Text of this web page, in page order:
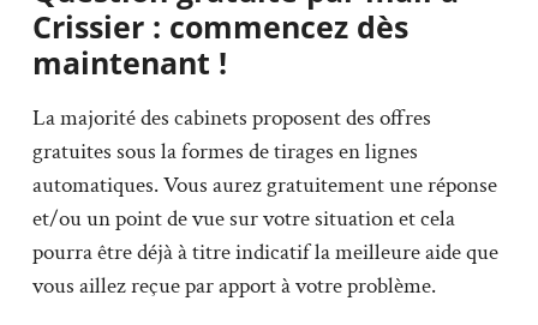
Crissier : commencez dès
maintenant !
La majorité des cabinets proposent des offres
gratuites sous la formes de tirages en lignes
automatiques. Vous aurez gratuitement une réponse
et/ou un point de vue sur votre situation et cela
pourra être déjà à titre indicatif la meilleure aide que
vous aillez reçue par apport à votre problème.